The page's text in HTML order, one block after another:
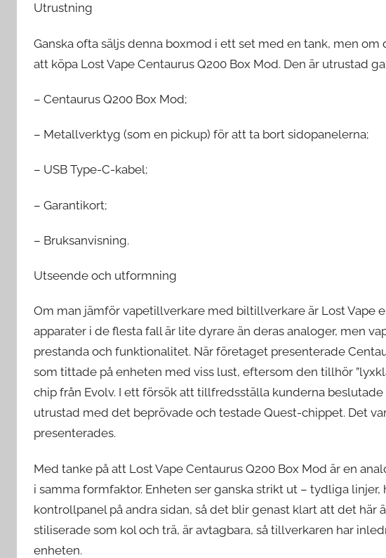
Utrustning
Ganska ofta säljs denna boxmod i ett set med en tank, men
att köpa Lost Vape Centaurus Q200 Box Mod. Den är utrustad
– Centaurus Q200 Box Mod;
– Metallverktyg (som en pickup) för att ta bort sidopanelerna;
– USB Type-C-kabel;
– Garantikort;
– Bruksanvisning.
Utseende och utformning
Om man jämför vapetillverkare med biltillverkare är Lost Vape
apparater i de flesta fall är lite dyrare än deras analoger, men
prestanda och funktionalitet. När företaget presenterade
som tittade på enheten med viss lust, eftersom den tillhör
chip från Evolv. I ett försök att tillfredsställa kunderna
utrustad med det beprövade och testade Quest-chippet. Det
presenterades.
Med tanke på att Lost Vape Centaurus Q200 Box Mod är en
i samma formfaktor. Enheten ser ganska strikt ut – tydliga
kontrollpanel på andra sidan, så det blir genast klart att det här
stiliserade som kol och trä, är avtagbara, så tillverkaren har
enheten.